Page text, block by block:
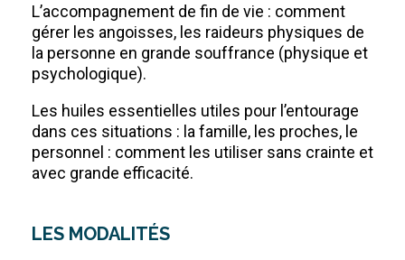
L’accompagnement de fin de vie : comment
gérer les angoisses, les raideurs physiques de
la personne en grande souffrance (physique et
psychologique).
Les huiles essentielles utiles pour l’entourage
dans ces situations : la famille, les proches, le
personnel : comment les utiliser sans crainte et
avec grande efficacité.
LES MODALITÉS